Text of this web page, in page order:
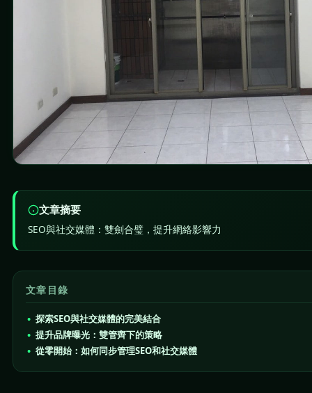
文章摘要
SEO與社交媒體：雙劍合璧，提升網絡影響力
文章目錄
探索SEO與社交媒體的完美結合
提升品牌曝光：雙管齊下的策略
從零開始：如何同步管理SEO和社交媒體